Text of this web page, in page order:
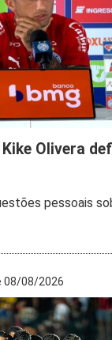
Olivera
pessoais
08/08/2026